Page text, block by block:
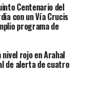
Centenario del
con un Vía Crucis
programa de
nivel rojo en Arahal
de alerta de cuatro